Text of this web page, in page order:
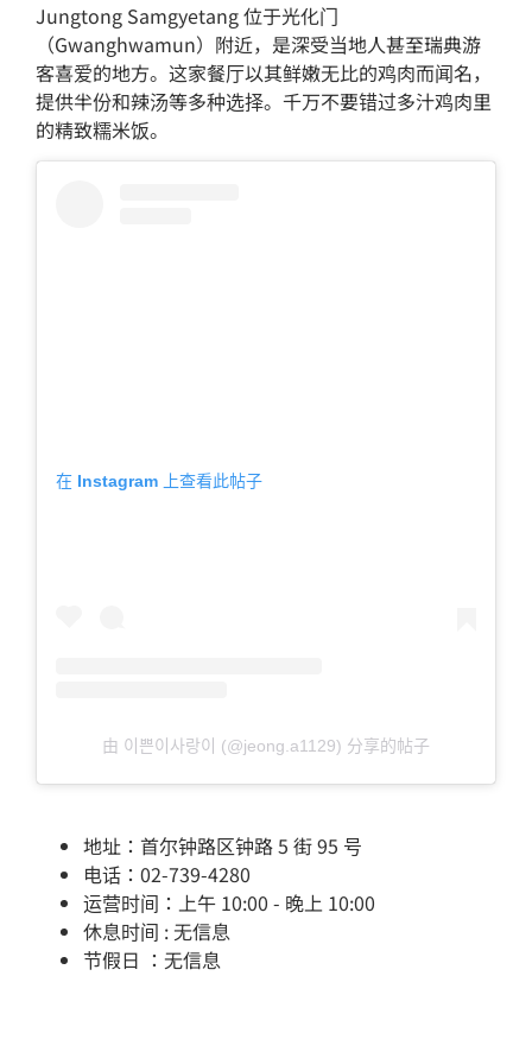
Jungtong Samgyetang 位于光化门
（Gwanghwamun）附近，是深受当地人甚至瑞典游
客喜爱的地方。这家餐厅以其鲜嫩无比的鸡肉而闻名，
提供半份和辣汤等多种选择。千万不要错过多汁鸡肉里
的精致糯米饭。
在 Instagram 上查看此帖子
由 이쁜이사랑이 (@jeong.a1129) 分享的帖子
地址：首尔钟路区钟路 5 街 95 号
电话：02-739-4280
运营时间：上午 10:00 - 晚上 10:00
休息时间 : 无信息
节假日 ：无信息